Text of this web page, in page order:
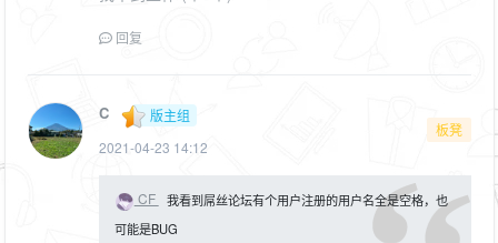
回复
C
版主组
2021-04-23 14:12
板凳
CF
我看到屌丝论坛有个用户注册的用户名全是空格，也
可能是BUG